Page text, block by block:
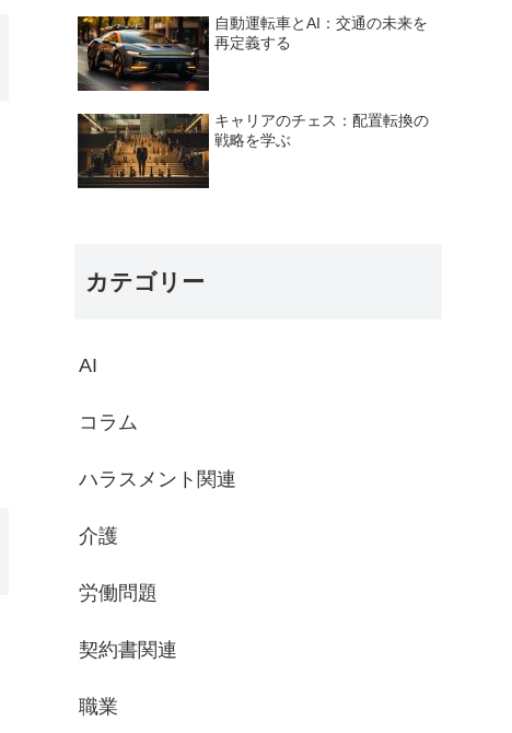
自動運転車とAI：交通の未来を
再定義する
キャリアのチェス：配置転換の
戦略を学ぶ
カテゴリー
AI
コラム
ハラスメント関連
介護
労働問題
契約書関連
職業